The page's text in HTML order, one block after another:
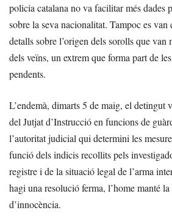
policia catalana no va facilitar més dades
sobre la seva nacionalitat. Tampoc es
detalls sobre l’origen dels sorolls que
dels veïns, un extrem que forma part de
pendents.
L’endemà, dimarts 5 de maig, el detingut
del Jutjat d’Instrucció en funcions de
l’autoritat judicial qui determini les
funció dels indicis recollits pels
registre i de la situació legal de l’arma
hagi una resolució ferma, l’home manté
d’innocència.